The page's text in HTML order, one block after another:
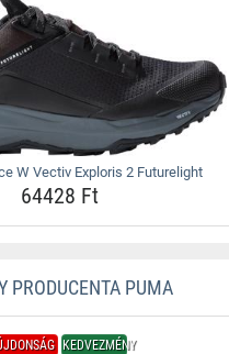
W Vectiv Exploris 2 Futurelight
64428 Ft
PRODUCENTA PUMA
KEDVEZMÉNY